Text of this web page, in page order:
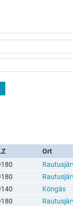
Ort
Köngäs